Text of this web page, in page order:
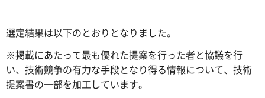
選定結果は以下のとおりとなりました。
※掲載にあたって最も優れた提案を行った者と協議を行
い、技術競争の有力な手段となり得る情報について、技術
提案書の一部を加工しています。